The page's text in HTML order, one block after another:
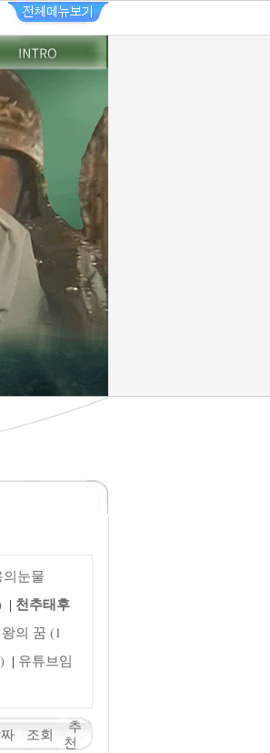
의눈물
| 천추태후
의 꿈 (1
| 유튜브임
조회
추
천